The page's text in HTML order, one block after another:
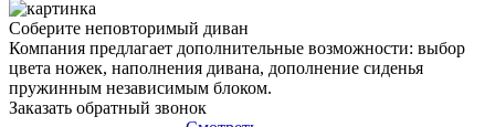
Соберите неповторимый диван
Компания предлагает дополнительные возможности: выбор
цвета ножек, наполнения дивана, дополнение сиденья
пружинным независимым блоком.
Заказать обратный звонок